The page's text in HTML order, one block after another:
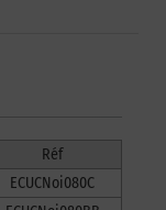
Réf
ECUCNoi080C